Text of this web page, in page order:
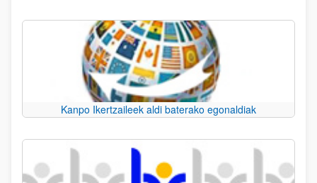
Kanpo Ikertzaileek aldi baterako egonaldiak